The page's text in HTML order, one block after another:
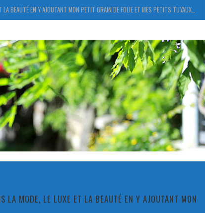
BEAUTÉ EN Y AJOUTANT MON PETIT GRAIN DE FOLIE ET MES PETITS TUYAUX…
LA MODE, LE LUXE ET LA BEAUTÉ EN Y AJOUTANT MON